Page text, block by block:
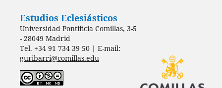
Estudios Eclesiásticos
Universidad Pontificia Comillas, 3-5
- 28049 Madrid
Tel. +34 91 734 39 50 | E-mail:
guribarri@comillas.edu